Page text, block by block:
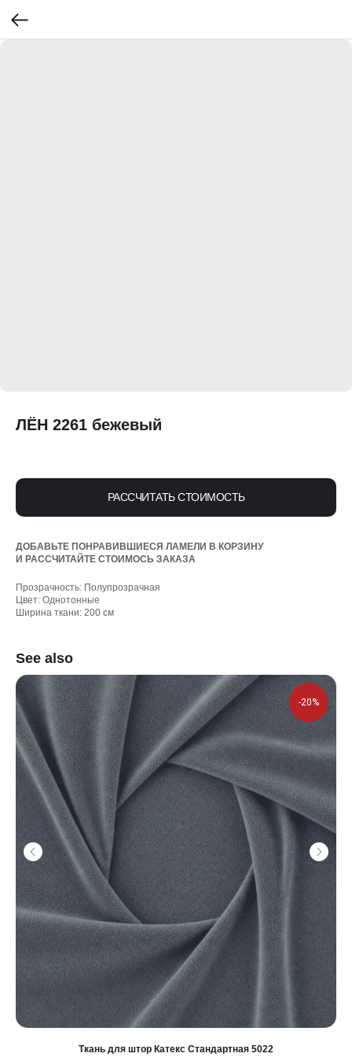
ЛЁН 2261 бежевый
РАССЧИТАТЬ СТОИМОСТЬ
ДОБАВЬТЕ ПОНРАВИВШИЕСЯ ЛАМЕЛИ В КОРЗИНУ
И РАССЧИТАЙТЕ СТОИМОСЬ ЗАКАЗА
Прозрачность: Полупрозрачная
Цвет: Однотонные
Ширина ткани: 200 см
See also
-20%
Ткань для штор Катекс Стандартная 5022